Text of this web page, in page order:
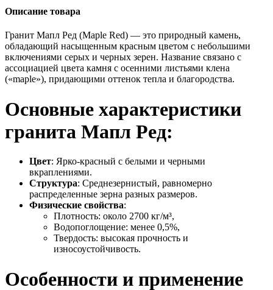
Описание товара
Гранит Мапл Ред (Maple Red) — это природный камень,
обладающий насыщенным красным цветом с небольшими
включениями серых и черных зерен. Название связано с
ассоциацией цвета камня с осенними листьями клена
(«maple»), придающими оттенок тепла и благородства.
Основные характеристики
гранита Мапл Ред:
Цвет: Ярко-красный с белыми и черными
вкраплениями.
Структура: Среднезернистый, равномерно
распределенные зерна разных размеров.
Физические свойства:
Плотность: около 2700 кг/м³,
Водопоглощение: менее 0,5%,
Твердость: высокая прочность и
износоустойчивость.
Особенности и применение